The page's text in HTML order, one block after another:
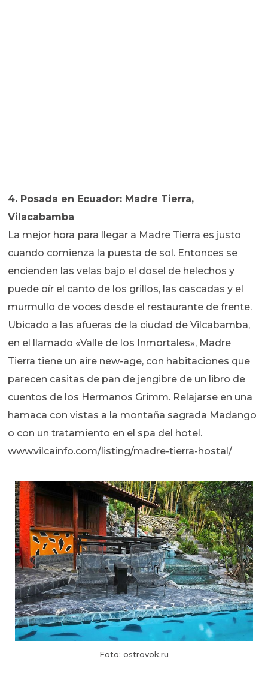
4. Posada en Ecuador: Madre Tierra,
Vilacabamba
La mejor hora para llegar a Madre Tierra es justo
cuando comienza la puesta de sol. Entonces se
encienden las velas bajo el dosel de helechos y
puede oír el canto de los grillos, las cascadas y el
murmullo de voces desde el restaurante de frente.
Ubicado a las afueras de la ciudad de Vilcabamba,
en el llamado «Valle de los Inmortales», Madre
Tierra tiene un aire new-age, con habitaciones que
parecen casitas de pan de jengibre de un libro de
cuentos de los Hermanos Grimm. Relajarse en una
hamaca con vistas a la montaña sagrada Madango
o con un tratamiento en el spa del hotel.
www.vilcainfo.com/listing/madre-tierra-hostal/
Foto: ostrovok.ru